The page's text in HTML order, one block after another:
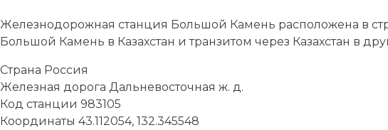
Железнодорожная станция Большой Камень расположена в
Большой Камень в Казахстан и транзитом через Казахстан в
Страна Россия
Железная дорога Дальневосточная ж. д.
Код станции 983105
Координаты 43.112054, 132.345548